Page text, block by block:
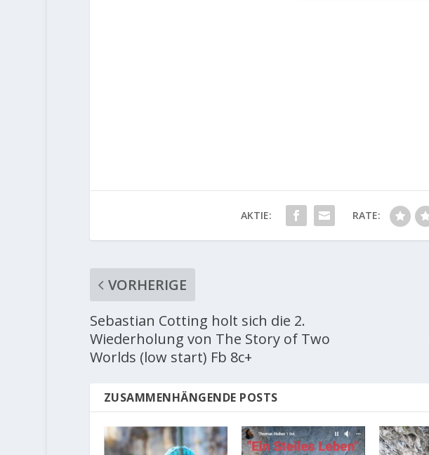
AKTIE: RATE:
VORHERIGE
Sebastian Cotting holt sich die 2.
Wiederholung von The Story of Two
Worlds (low start) Fb 8c+
ZUSAMMENHÄNGENDE POSTS